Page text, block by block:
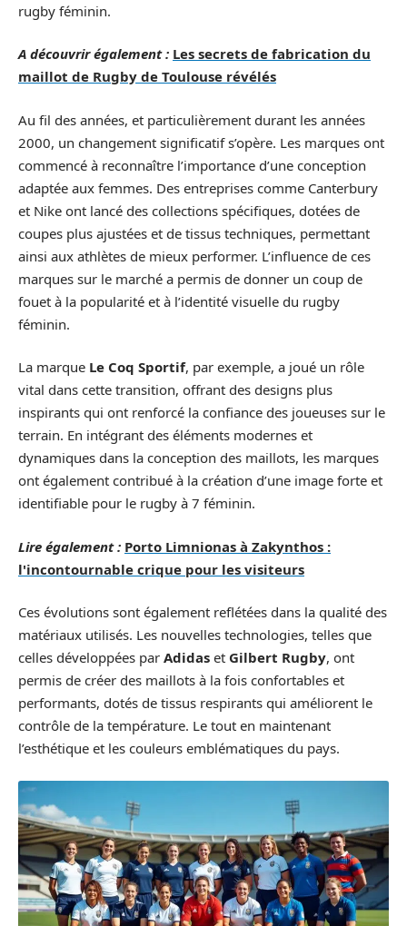
rugby féminin.
A découvrir également : Les secrets de fabrication du
maillot de Rugby de Toulouse révélés
Au fil des années, et particulièrement durant les années
2000, un changement significatif s’opère. Les marques ont
commencé à reconnaître l’importance d’une conception
adaptée aux femmes. Des entreprises comme Canterbury
et Nike ont lancé des collections spécifiques, dotées de
coupes plus ajustées et de tissus techniques, permettant
ainsi aux athlètes de mieux performer. L’influence de ces
marques sur le marché a permis de donner un coup de
fouet à la popularité et à l’identité visuelle du rugby
féminin.
La marque Le Coq Sportif, par exemple, a joué un rôle
vital dans cette transition, offrant des designs plus
inspirants qui ont renforcé la confiance des joueuses sur le
terrain. En intégrant des éléments modernes et
dynamiques dans la conception des maillots, les marques
ont également contribué à la création d’une image forte et
identifiable pour le rugby à 7 féminin.
Lire également : Porto Limnionas à Zakynthos :
l'incontournable crique pour les visiteurs
Ces évolutions sont également reflétées dans la qualité des
matériaux utilisés. Les nouvelles technologies, telles que
celles développées par Adidas et Gilbert Rugby, ont
permis de créer des maillots à la fois confortables et
performants, dotés de tissus respirants qui améliorent le
contrôle de la température. Le tout en maintenant
l’esthétique et les couleurs emblématiques du pays.